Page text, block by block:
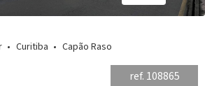
Curitiba Capão Raso
ref. 108865